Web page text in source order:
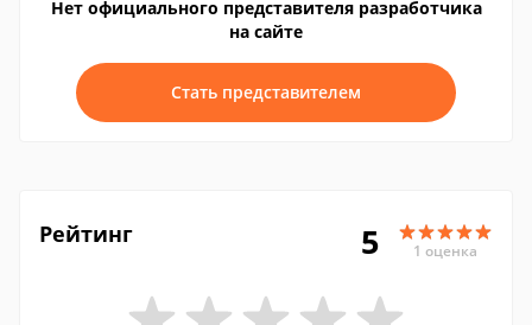
Нет официального представителя разработчика
на сайте
Стать представителем
Рейтинг 5 1 оценка